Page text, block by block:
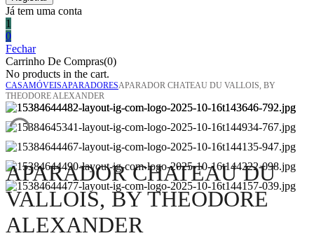
Já tem uma conta
1
0
Fechar
Carrinho De Compras(0)
No products in the cart.
CASAMÓVEISAPARADORESAPARADOR CHATEAU DU VALLOIS, BY
THEODORE ALEXANDER
APARADOR CHATEAU DU
VALLOIS, BY THEODORE
ALEXANDER